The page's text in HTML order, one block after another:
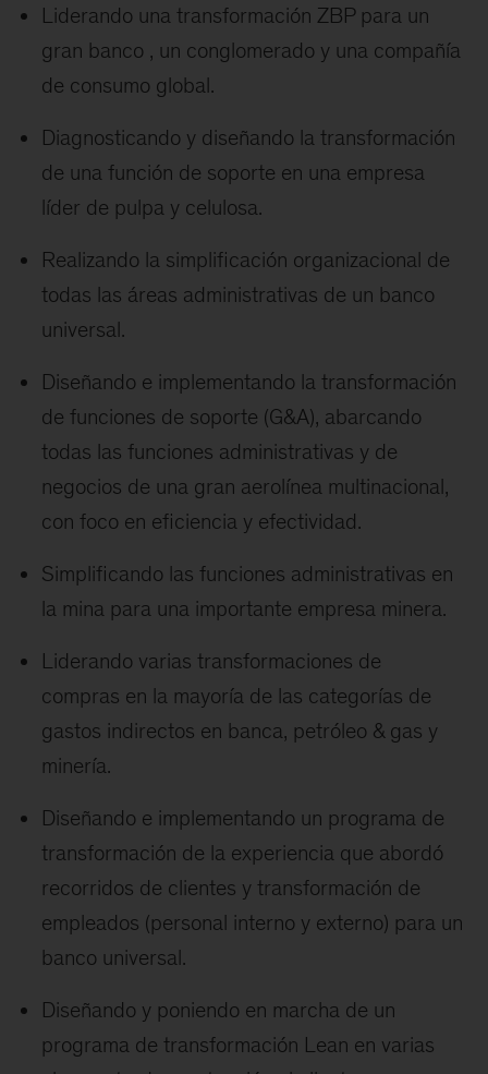
Liderando una transformación ZBP para un
gran banco , un conglomerado y una compañía
de consumo global.
Diagnosticando y diseñando la transformación
de una función de soporte en una empresa
líder de pulpa y celulosa.
Realizando la simplificación organizacional de
todas las áreas administrativas de un banco
universal.
Diseñando e implementando la transformación
de funciones de soporte (G&A), abarcando
todas las funciones administrativas y de
negocios de una gran aerolínea multinacional,
con foco en eficiencia y efectividad.
Simplificando las funciones administrativas en
la mina para una importante empresa minera.
Liderando varias transformaciones de
compras en la mayoría de las categorías de
gastos indirectos en banca, petróleo & gas y
minería.
Diseñando e implementando un programa de
transformación de la experiencia que abordó
recorridos de clientes y transformación de
empleados (personal interno y externo) para un
banco universal.
Diseñando y poniendo en marcha de un
programa de transformación Lean en varias